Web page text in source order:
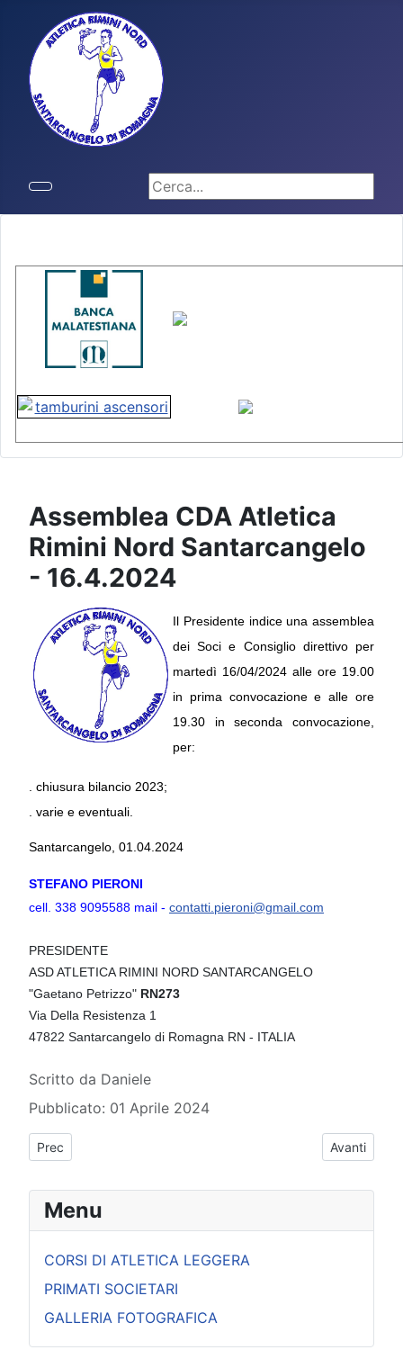
Cerca...
Menu
CORSI DI ATLETICA LEGGERA
PRIMATI SOCIETARI
GALLERIA FOTOGRAFICA
Assemblea CDA Atletica
Rimini Nord Santarcangelo
- 16.4.2024
Il Presidente indice una assemblea
dei Soci e Consiglio direttivo per
martedì 16/04/2024 alle ore 19.00
in prima convocazione e alle ore
19.30 in seconda convocazione,
per:
. chiusura bilancio 2023;
. varie e eventuali.
Santarcangelo, 01.04.2024
STEFANO PIERONI
cell. 338 9095588 mail - contatti.pieroni@gmail.com
PRESIDENTE
ASD ATLETICA RIMINI NORD SANTARCANGELO
"Gaetano Petrizzo" RN273
Via Della Resistenza 1
47822 Santarcangelo di Romagna RN - ITALIA
Dettagli
Scritto da Daniele
Pubblicato: 01 Aprile 2024
Articolo precedente: Auguri di Buone Feste!
Prec Articolo
Avanti